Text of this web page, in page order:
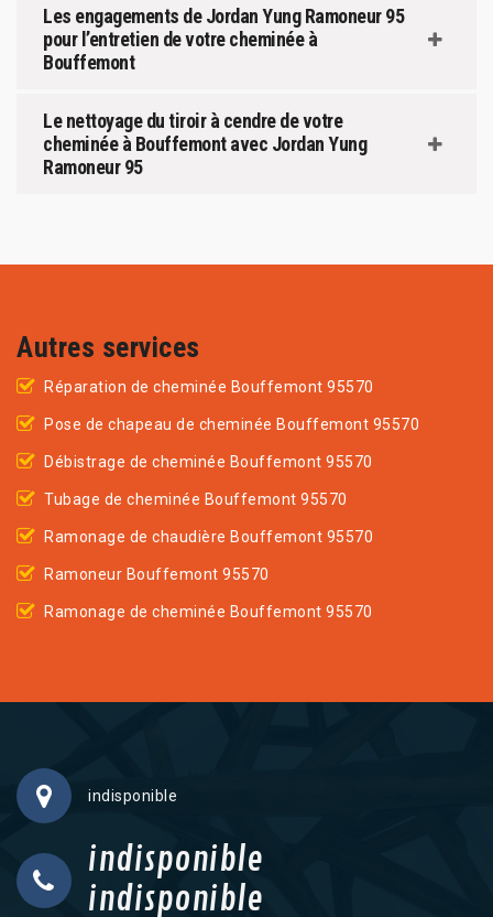
Les engagements de Jordan Yung Ramoneur 95
pour l’entretien de votre cheminée à
Bouffemont
Le nettoyage du tiroir à cendre de votre
cheminée à Bouffemont avec Jordan Yung
Ramoneur 95
Autres services
Réparation de cheminée Bouffemont 95570
Pose de chapeau de cheminée Bouffemont 95570
Débistrage de cheminée Bouffemont 95570
Tubage de cheminée Bouffemont 95570
Ramonage de chaudière Bouffemont 95570
Ramoneur Bouffemont 95570
Ramonage de cheminée Bouffemont 95570
indisponible
indisponible
indisponible